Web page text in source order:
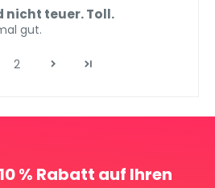
nicht teuer. Toll.
gut.
2
% Rabatt auf Ihren